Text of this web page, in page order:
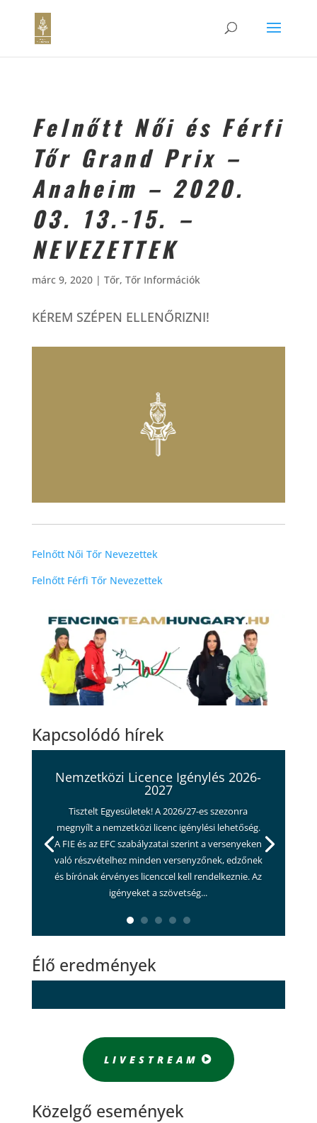
Felnőtt Női és Férfi
Tőr Grand Prix –
Anaheim – 2020.
03. 13.-15. –
NEVEZETTEK
márc 9, 2020| Tőr, Tőr Információk
KÉREM SZÉPEN ELLENŐRIZNI!
Felnőtt Női Tőr Nevezettek
Felnőtt Férfi Tőr Nevezettek
Kapcsolódó hírek
Nemzetközi Licence Igénylés 2026-
2027
Tisztelt Egyesületek! A 2026/27-es szezonra
megnyílt a nemzetközi licenc igénylési lehetőség.
A FIE és az EFC szabályzatai szerint a versenyeken
való részvételhez minden versenyzőnek, edzőnek
és bírónak érvényes licenccel kell rendelkeznie. Az
igényeket a szövetség...
Élő eredmények
LIVESTREAM
Közelgő események